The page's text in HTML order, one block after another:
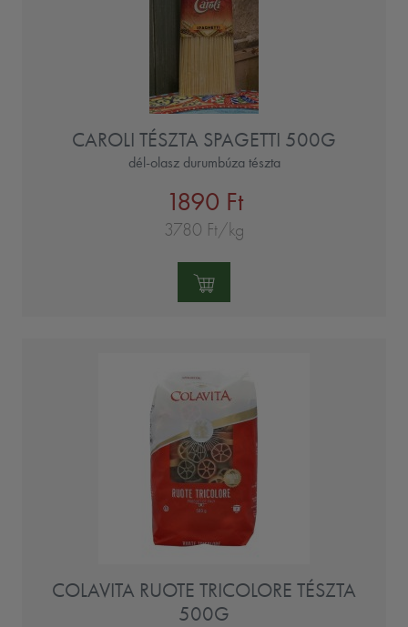
CAROLI TÉSZTA SPAGETTI 500G
dél-olasz durumbúza tészta
1890 Ft
3780 Ft/kg
Mennyiség:
COLAVITA RUOTE TRICOLORE TÉSZTA
500G